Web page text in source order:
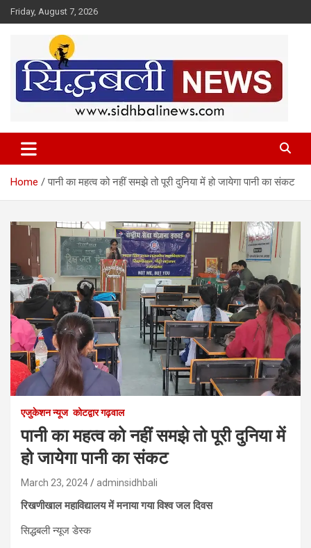
Skip
to
Friday, August 7, 2026
Sidhbali News
Home पानी का महत्व को नहीं समझे तो पूरी दुनिया में हो जायेगा पानी का संकट
एजुकेशन न्‍यूज कोटद्वार गढ़वाल
पानी का महत्व को नहीं समझे तो पूरी दुनिया में
हो जायेगा पानी का संकट
March 23, 2024 adminsidhbali
रिखणीखाल महाविद्यालय में मनाया गया विश्व जल दिवस
सिद्धबली न्यूज डेस्क